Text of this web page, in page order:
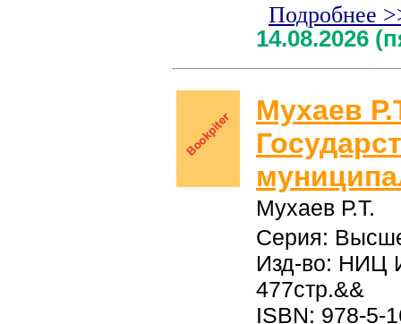
Подробнее
14.08.2026
Мухаев
Мухаев Р.Т.
Серия:
Изд-во: НИЦ
477стр.&&
ISBN: 978-5-